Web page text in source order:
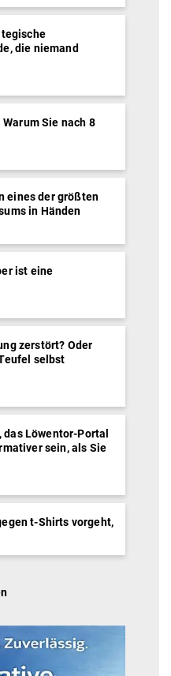
die niemand
Sie nach 8
eines der größten
in Händen
ist eine
zerstört? Oder
selbst
das Löwentor-Portal
sein, als Sie
t-Shirts vorgeht,